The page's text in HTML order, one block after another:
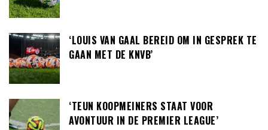
‘LOUIS VAN GAAL BEREID OM IN GESPREK TE
GAAN MET DE KNVB’
‘TEUN KOOPMEINERS STAAT VOOR
AVONTUUR IN DE PREMIER LEAGUE’